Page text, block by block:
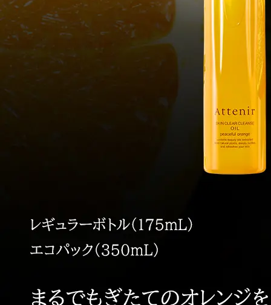
お友達紹介サ
定期お届けサ
スキンケア人気ライン
ドレススノー